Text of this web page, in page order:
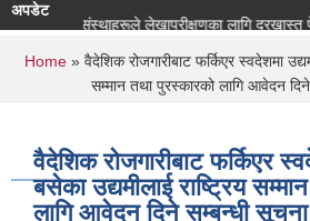
अपडेट
शैक्षिक संस्थाहरूले लेखापरीक्षणका लागि दरखास्त पेश
You are here
Home» वैदेशिक रोजगारीबाट फर्किएर स्वदेशमा
सम्मान तथा पुरस्कारको लागि आवेदन
वैदेशिक रोजगारीबाट फर्किएर
बसेका उद्यमीलाई राष्ट्रिय
लागि आवेदन दिने सम्बन्धी